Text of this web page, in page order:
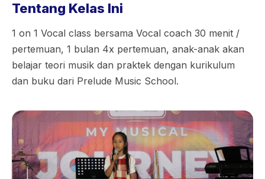
Tentang Kelas Ini
1 on 1 Vocal class bersama Vocal coach 30 menit /
pertemuan, 1 bulan 4x pertemuan, anak-anak akan
belajar teori musik dan praktek dengan kurikulum
dan buku dari Prelude Music School.